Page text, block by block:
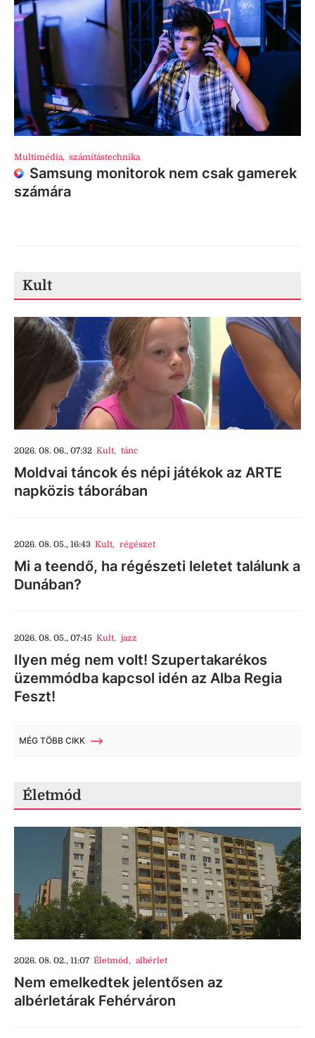
Multimédia, számítástechnika
Samsung monitorok nem csak gamerek
számára
Kult
2026. 08. 06., 07:32 Kult, tánc
Moldvai táncok és népi játékok az ARTE
napközis táborában
2026. 08. 05., 16:43 Kult, régészet
Mi a teendő, ha régészeti leletet találunk a
Dunában?
2026. 08. 05., 07:45 Kult, jazz
Ilyen még nem volt! Szupertakarékos
üzemmódba kapcsol idén az Alba Regia
Feszt!
MÉG TÖBB CIKK
Életmód
2026. 08. 02., 11:07 Életmód, albérlet
Nem emelkedtek jelentősen az
albérletárak Fehérváron